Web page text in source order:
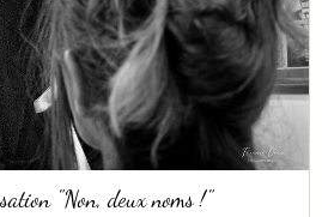
"Non, deux noms !"